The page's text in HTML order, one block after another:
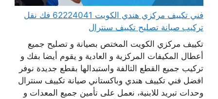
فني تكييف مركزي هندي الكويت 62224041 فك نقل
تركيب صيانة تصليح تكييف سنترال
تكييف مركزي الكويت المختص بصيانة و تصليح جميع
أعطال المكيفات المركزية و العادية و يقوم أيضا بفك و
تركيب جميع القطع التالفة واستبدالها بقطع جديدة نوفر
افضل فني تكييف هندي وباكستاني صيانة تكييف سنترال
وحدات تبريد للابنية، نعمل على تأمين جميع المعدات و